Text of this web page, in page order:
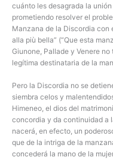
cuánto les desagrada la
prometiendo resolver el
Manzana de la Discordia con
alla più bella” (“Que esta
Giunone, Pallade y Venere
legítima destinataria de la
Pero la Discordia no se
siembra celos y
Himeneo, el dios del
concordia y da continuidad a
nacerá, en efecto, un
que de la intriga de la
concederá la mano de la